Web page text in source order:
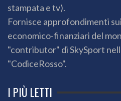
stampata e tv).
Fornisce approfondimenti
economico-finanziari del
"contributor" di SkySport
"CodiceRosso".
I PIÙ LETTI